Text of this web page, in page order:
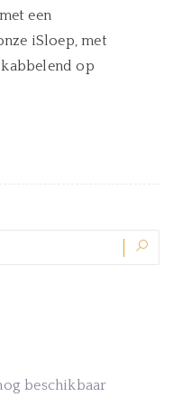
een
iSloep, met
op
beschikbaar